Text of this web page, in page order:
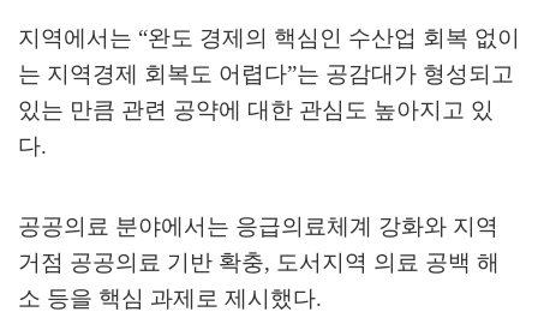
지역에서는 “완도 경제의 핵심인 수산업 회복 없이
는 지역경제 회복도 어렵다”는 공감대가 형성되고
있는 만큼 관련 공약에 대한 관심도 높아지고 있
다.
공공의료 분야에서는 응급의료체계 강화와 지역
거점 공공의료 기반 확충, 도서지역 의료 공백 해
소 등을 핵심 과제로 제시했다.